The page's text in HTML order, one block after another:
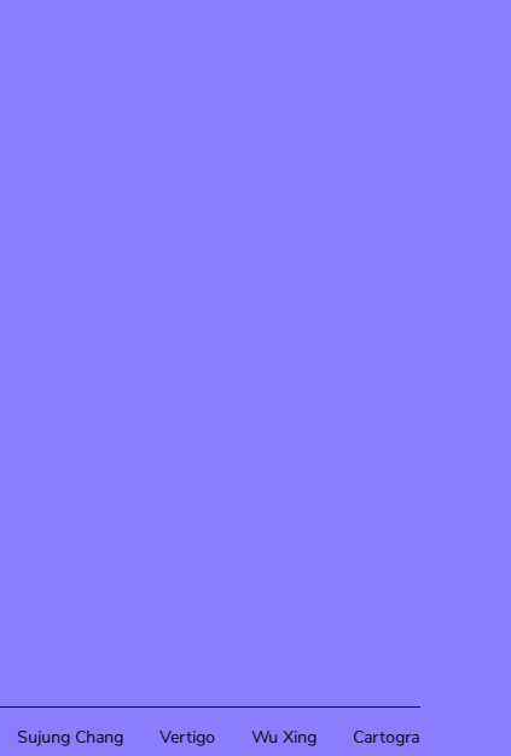
Sujung Chang Vertigo Wu Xing Cartography Of